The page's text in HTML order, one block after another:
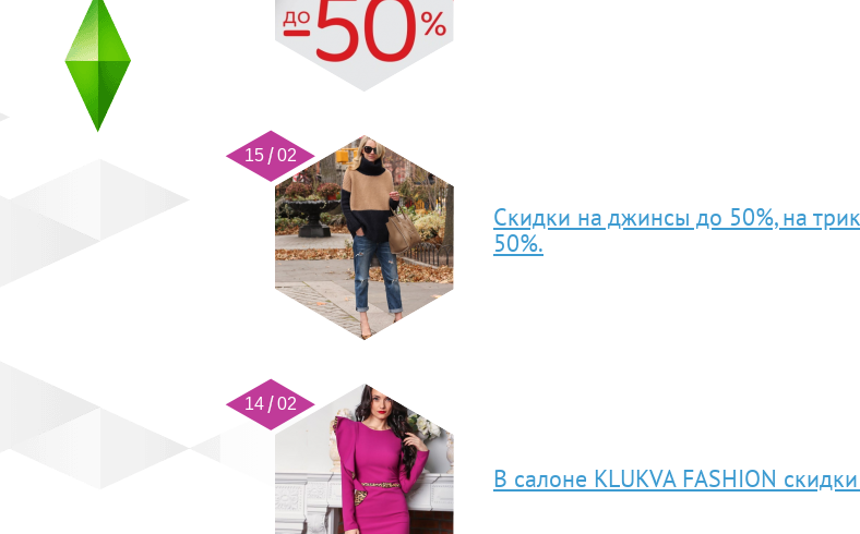
15 02
Скидки на джинсы до 50%, на
50%.
14 02
В салоне KLUKVA FASHION